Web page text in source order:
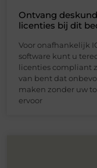
Ontvang
licenties bij dit
Voor onafhankelijk
software kunt u
licenties compliant
van bent dat
maken zonder uw
ervoor